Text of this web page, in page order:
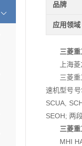
品牌
应用领域
三菱
上海
三菱
速机型号
SCUA,
SEOH; 两
三菱
MHI